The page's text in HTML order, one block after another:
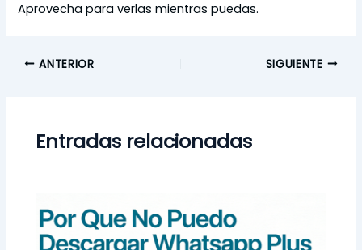
Aprovecha para verlas mientras puedas.
ANTERIOR SIGUIENTE
Entradas relacionadas